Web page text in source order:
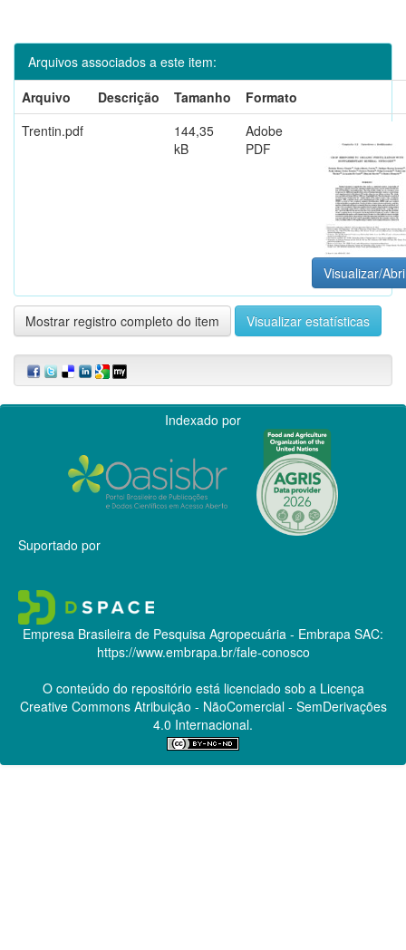
Arquivos associados a este item:
Arquivo
Descrição Tamanho
Formato
Trentin.pdf
144,35
kB
Adobe
PDF
Visualizar/
Mostrar registro completo do item Visualizar estatísticas
Indexado por
Suportado por
Empresa Brasileira de Pesquisa Agropecuária - Embrapa SAC:
https://www.embrapa.br/fale-conosco
O conteúdo do repositório está licenciado sob a Licença
Creative CommonsAtribuição - NãoComercial - SemDerivações
4.0 Internacional.